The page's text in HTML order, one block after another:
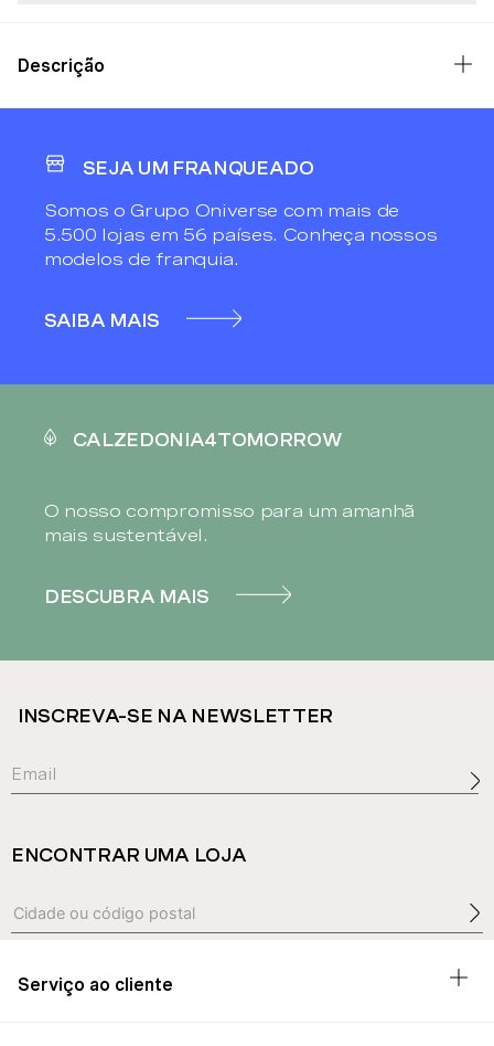
Descrição
SEJA UM FRANQUEADO
Somos o Grupo Oniverse com mais de
5.500 lojas em 56 países. Conheça nossos
modelos de franquia.
SAIBA MAIS
CALZEDONIA4TOMORROW
O nosso compromisso para um amanhã
mais sustentável.
DESCUBRA MAIS
INSCREVA-SE NA NEWSLETTER
ENCONTRAR UMA LOJA
Serviço ao cliente